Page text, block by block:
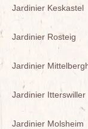
Jardinier Keskastel
Jardinier Rosteig
Jardinier
Jardinier Itterswiller
Jardinier Molsheim